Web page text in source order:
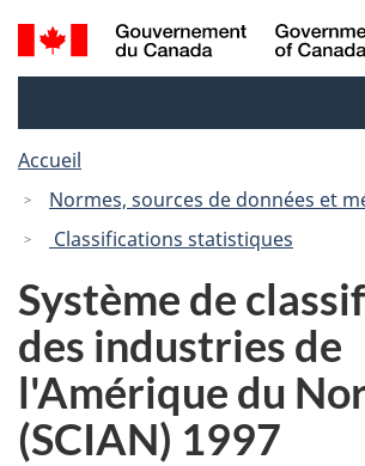
Passer
au
Passer
à
Recherche
et
Accueil
Normes, sources de données et
Classifications statistiques
Système de
des industries de
l'Amérique du
(SCIAN) 1997